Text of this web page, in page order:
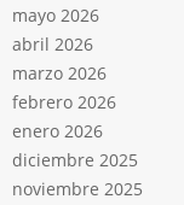
mayo 2026
abril 2026
marzo 2026
febrero 2026
enero 2026
diciembre 2025
noviembre 2025